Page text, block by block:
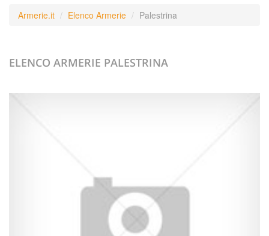
Armerie.it Elenco Armerie Palestrina
ELENCO ARMERIE PALESTRINA